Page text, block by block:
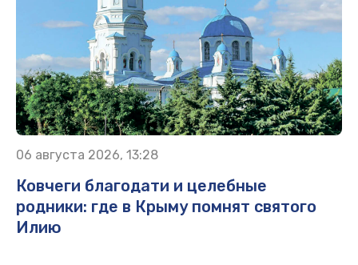
06 августа 2026, 13:28
Ковчеги благодати и целебные
родники: где в Крыму помнят святого
Илию